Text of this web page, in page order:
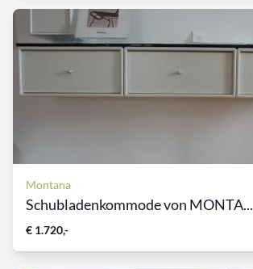
Montana
Schubladenkommode von MONTA...
€ 1.720,-